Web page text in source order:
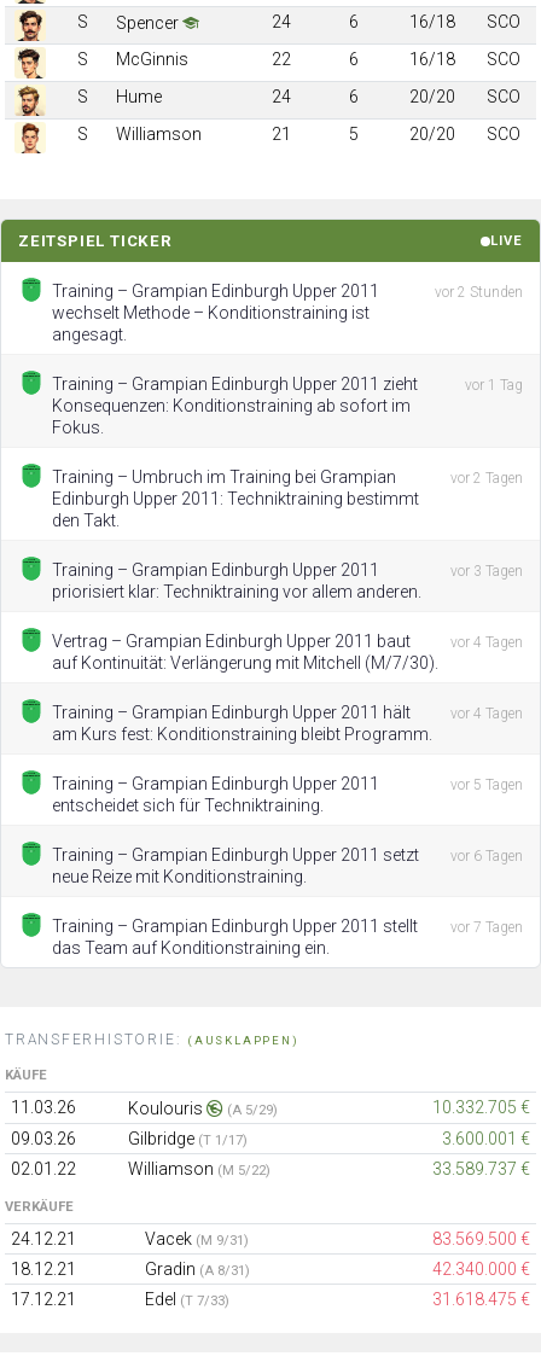
S
Spencer 24 6 16/18
SCO
S
McGinnis 22 6 16/18
SCO
S
Hume 24 6 20/20
SCO
S
Williamson 21 5 20/20 SCO
ZEITSPIEL TICKER LIVE
Training – Grampian Edinburgh Upper 2011
wechselt Methode – Konditionstraining ist
angesagt.
vor 2 Stunden
Training – Grampian Edinburgh Upper 2011 zieht
Konsequenzen: Konditionstraining ab sofort im
Fokus.
vor 1 Tag
Training – Umbruch im Training bei Grampian
Edinburgh Upper 2011: Techniktraining bestimmt
den Takt.
vor 2 Tagen
Training – Grampian Edinburgh Upper 2011
priorisiert klar: Techniktraining vor allem anderen.
vor 3 Tagen
Vertrag – Grampian Edinburgh Upper 2011 baut
auf Kontinuität: Verlängerung mit Mitchell (M/7/30).
vor 4 Tagen
Training – Grampian Edinburgh Upper 2011 hält
am Kurs fest: Konditionstraining bleibt Programm.
vor 4 Tagen
Training – Grampian Edinburgh Upper 2011
entscheidet sich für Techniktraining.
vor 5 Tagen
Training – Grampian Edinburgh Upper 2011 setzt
neue Reize mit Konditionstraining.
vor 6 Tagen
Training – Grampian Edinburgh Upper 2011 stellt
das Team auf Konditionstraining ein.
vor 7 Tagen
TRANSFERHISTORIE: (AUSKLAPPEN)
KÄUFE
11.03.26 Koulouris (A 5/29)
10.332.705 €
09.03.26
Gilbridge (T 1/17)
3.600.001 €
02.01.22
Williamson (M 5/22) 33.589.737 €
VERKÄUFE
24.12.21 Vacek (M 9/31)
83.569.500 €
18.12.21
Gradin (A 8/31)
42.340.000 €
17.12.21
Edel (T 7/33) 31.618.475 €